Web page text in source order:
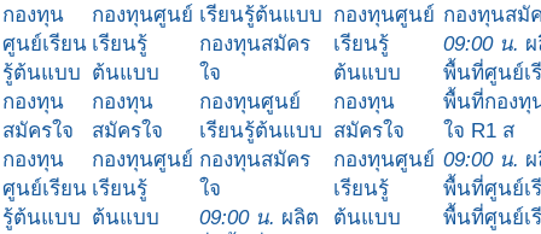
กองทุน
ศูนย์เรียน
รู้ต้นแบบ
กองทุน
สมัครใจ
กองทุน
ศูนย์เรียน
รู้ต้นแบบ
กองทุนศูนย์
เรียนรู้
ต้นแบบ
กองทุน
สมัครใจ
กองทุนศูนย์
เรียนรู้
ต้นแบบ
เรียนรู้ต้นแบบ
กองทุนสมัคร
ใจ
กองทุนศูนย์
เรียนรู้ต้นแบบ
กองทุนสมัคร
ใจ
09:00 น. ผลิต
กองทุนศูนย์
เรียนรู้
ต้นแบบ
กองทุน
สมัครใจ
กองทุนศูนย์
เรียนรู้
ต้นแบบ
กองทุนสมั
09:00 น.
พื้นที่ศูนย์เ
พื้นที่กองทุ
ใจ R1 ส
09:00 น.
พื้นที่ศูนย์เ
พื้นที่ศูนย์เ